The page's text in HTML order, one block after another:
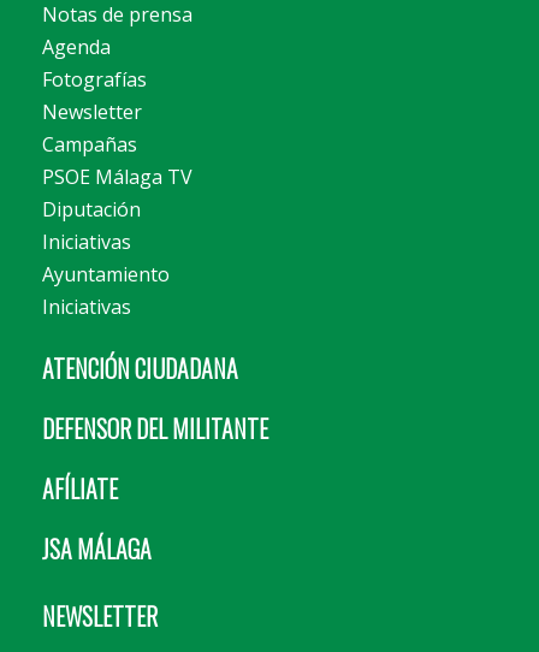
Notas de prensa
Agenda
Fotografías
Newsletter
Campañas
PSOE Málaga TV
Diputación
Iniciativas
Ayuntamiento
Iniciativas
ATENCIÓN CIUDADANA
DEFENSOR DEL MILITANTE
AFÍLIATE
JSA MÁLAGA
NEWSLETTER